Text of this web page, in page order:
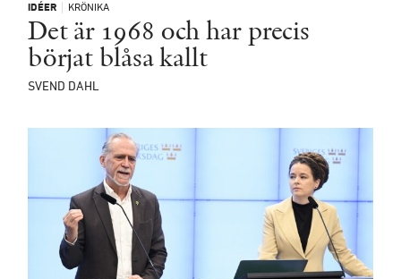
IDÉER KRÖNIKA
Det är 1968 och har precis
börjat blåsa kallt
SVEND DAHL